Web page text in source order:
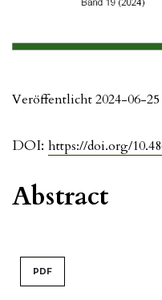
DOI: https://doi.org/
Veröffentlicht 2024-06-25
Abstract
PDF